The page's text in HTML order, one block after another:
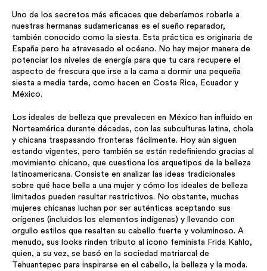
Uno de los secretos más eficaces que deberíamos robarle a
nuestras hermanas sudamericanas es el sueño reparador,
también conocido como la siesta. Esta práctica es originaria de
España pero ha atravesado el océano. No hay mejor manera de
potenciar los niveles de energía para que tu cara recupere el
aspecto de frescura que irse a la cama a dormir una pequeña
siesta a media tarde, como hacen en Costa Rica, Ecuador y
México.
Los ideales de belleza que prevalecen en México han influido en
Norteamérica durante décadas, con las subculturas latina, chola
y chicana traspasando fronteras fácilmente. Hoy aún siguen
estando vigentes, pero también se están redefiniendo gracias al
movimiento chicano, que cuestiona los arquetipos de la belleza
latinoamericana. Consiste en analizar las ideas tradicionales
sobre qué hace bella a una mujer y cómo los ideales de belleza
limitados pueden resultar restrictivos. No obstante, muchas
mujeres chicanas luchan por ser auténticas aceptando sus
orígenes (incluidos los elementos indígenas) y llevando con
orgullo estilos que resalten su cabello fuerte y voluminoso. A
menudo, sus looks rinden tributo al icono feminista Frida Kahlo,
quien, a su vez, se basó en la sociedad matriarcal de
Tehuantepec para inspirarse en el cabello, la belleza y la moda.